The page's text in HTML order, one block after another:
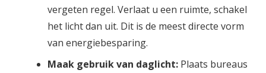
vergeten regel. Verlaat u een ruimte, schakel
het licht dan uit. Dit is de meest directe vorm
van energiebesparing.
Maak gebruik van daglicht:Plaats bureaus